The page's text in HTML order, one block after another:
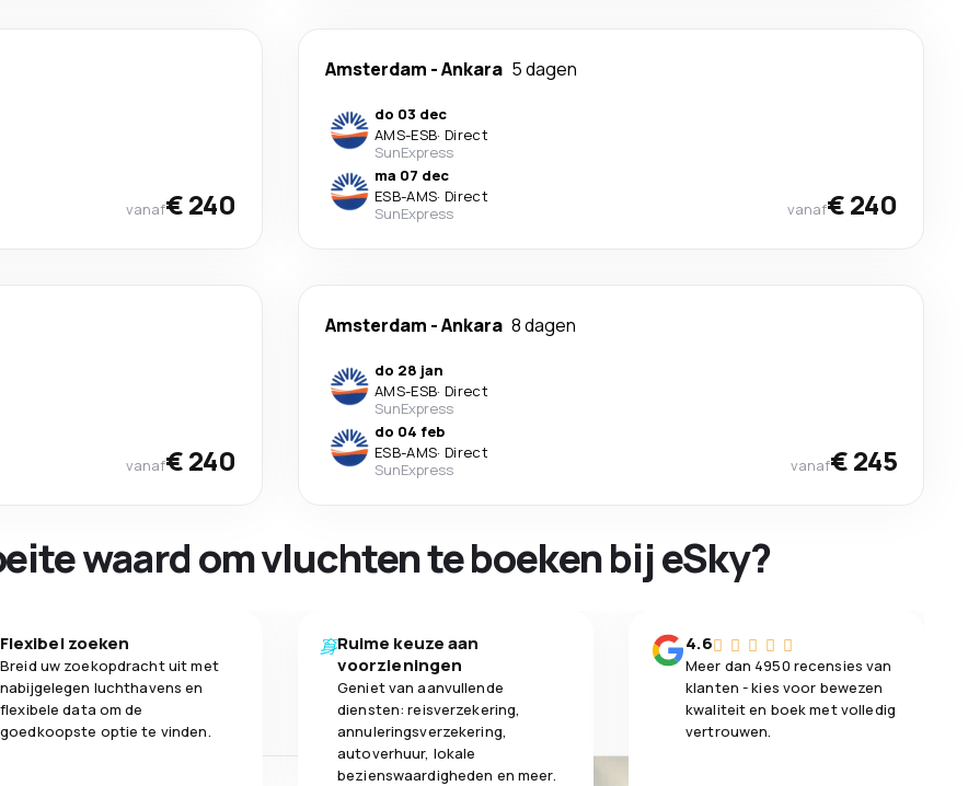
vanaf€ 240
Amsterdam -Ankara 5 dagen
do 03 dec
AMS-ESB· Direct
SunExpress
ma 07 dec
ESB-AMS· Direct
SunExpress
vanaf€ 240
vanaf€ 240
Amsterdam -Ankara 8 dagen
do 28 jan
AMS-ESB· Direct
SunExpress
do 04 feb
ESB-AMS· Direct
SunExpress
vanaf€ 245
waard om vluchten te boeken bij eSky?
Flexibel zoeken
Breid uw zoekopdracht uit met
nabijgelegen luchthavens en
flexibele data om de
goedkoopste optie te vinden.
Ruime keuze aan
voorzieningen
Geniet van aanvullende
diensten: reisverzekering,
annuleringsverzekering,
autoverhuur, lokale
bezienswaardigheden en meer.
4.6
Meer dan 4950 recensies van
klanten - kies voor bewezen
kwaliteit en boek met volledig
vertrouwen.